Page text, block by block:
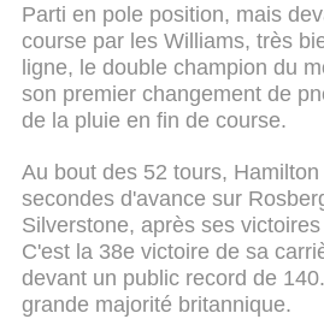
Parti en pole position, mais
course par les Williams, très
ligne, le double champion du
son premier changement de
de la pluie en fin de course.
Au bout des 52 tours,
secondes d'avance sur
Silverstone, après ses
C'est la 38e victoire de sa
devant un public record de
grande majorité britannique.